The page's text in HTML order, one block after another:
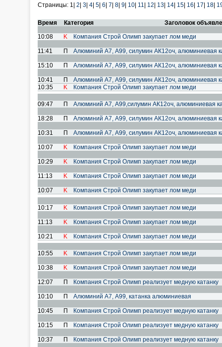
Страницы: 1| 2 3 4 5 6 7 8 9 10 11 12 13 14 15 16 17 18
Время Категория
Заголовок
10:08
K Компания Строй Олимп закупает лом меди
11:41 П Алюминий А7, А99, силумин АК12оч, алюминиевая
15:10 П Алюминий А7, А99, силумин АК12оч, алюминиевая
10:41 П
Алюминий А7, А99, силумин АК12оч, алюминиевая
10:35
K Компания Строй Олимп закупает лом меди
09:47 П Алюминий А7, А99,силумин АК12оч, алюминиевая
18:28 П Алюминий А7, А99, силумин АК12оч, алюминиевая
10:31 П Алюминий А7, А99, силумин АК12оч, алюминиевая
10:07 K Компания Строй Олимп закупает лом меди
10:29 K Компания Строй Олимп закупает лом меди
11:13 K Компания Строй Олимп закупает лом меди
10:07 K Компания Строй Олимп закупает лом меди
10:17 K Компания Строй Олимп закупает лом меди
11:13 K Компания Строй Олимп закупает лом меди
10:21 K Компания Строй Олимп закупает лом меди
10:55 K Компания Строй Олимп закупает лом меди
10:38 K Компания Строй Олимп закупает лом меди
12:07 П Компания Строй Олимп реализует медную катанку
10:10 П Алюминий А7, А99, катанка алюминиевая
10:45 П Компания Строй Олимп реализует медную катанку
10:15 П Компания Строй Олимп реализует медную катанку
10:37 П Компания Строй Олимп реализует медную катанку